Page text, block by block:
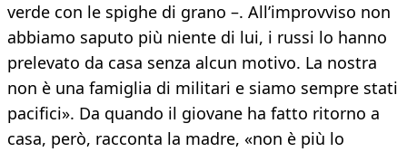
verde con le spighe di grano –. All’improvviso non
abbiamo saputo più niente di lui, i russi lo hanno
prelevato da casa senza alcun motivo. La nostra
non è una famiglia di militari e siamo sempre stati
pacifici». Da quando il giovane ha fatto ritorno a
casa, però, racconta la madre, «non è più lo